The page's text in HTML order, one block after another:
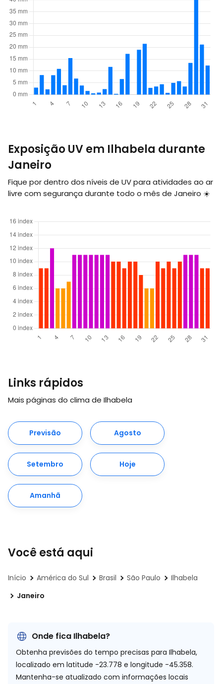
Exposição UV em Ilhabela durante
Janeiro
Fique por dentro dos níveis de UV para atividades ao ar
livre com segurança durante todo o mês de Janeiro ☀️
Links rápidos
Mais páginas do clima de Ilhabela
Previsão Agosto
Setembro Hoje
Amanhã
Você está aqui
Início América do Sul Brasil São Paulo
Ilhabela
Janeiro
Onde fica Ilhabela?
Obtenha previsões do tempo precisas para Ilhabela,
localizado em latitude -23.778 e longitude -45.358.
Mantenha-se atualizado com informações locais